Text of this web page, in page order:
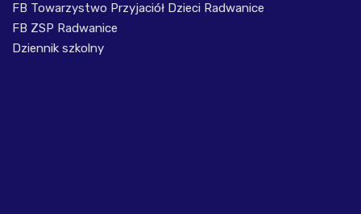
FB Towarzystwo Przyjaciół Dzieci Radwanice
FB ZSP Radwanice
Dziennik szkolny